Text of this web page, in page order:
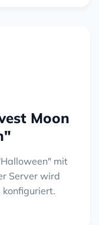
Moon
mit
Server wird